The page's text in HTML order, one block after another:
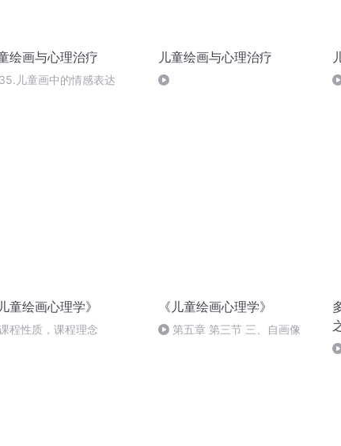
绘画与心理治疗
35.儿童画中的情感表达
儿童绘画与心理治疗
童绘画心理学》
程性质，课程理念
《儿童绘画心理学》
第五章 第三节 三、自画像